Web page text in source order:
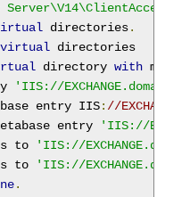
directories.
virtual
directory with
'IIS://
entry IIS: //
entry
'IIS://
to
'IIS://
to
'IIS://
.